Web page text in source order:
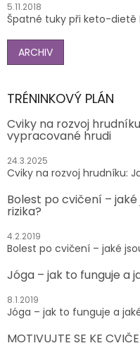
5.11.2018
Špatné tuky při keto-dietě
ARCHIV
TRÉNINKOVÝ PLÁN
Cviky na rozvoj
vypracované hrudi
24.3.2025
Cviky na rozvoj hrudníku:
Bolest po cvičení – jaké
rizika?
4.2.2019
Bolest po cvičení – jaké
Jóga – jak to funguje a
8.1.2019
Jóga – jak to funguje a
MOTIVUJTE SE KE